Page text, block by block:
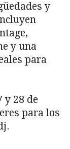
y
y una
para
y 28 de
para los